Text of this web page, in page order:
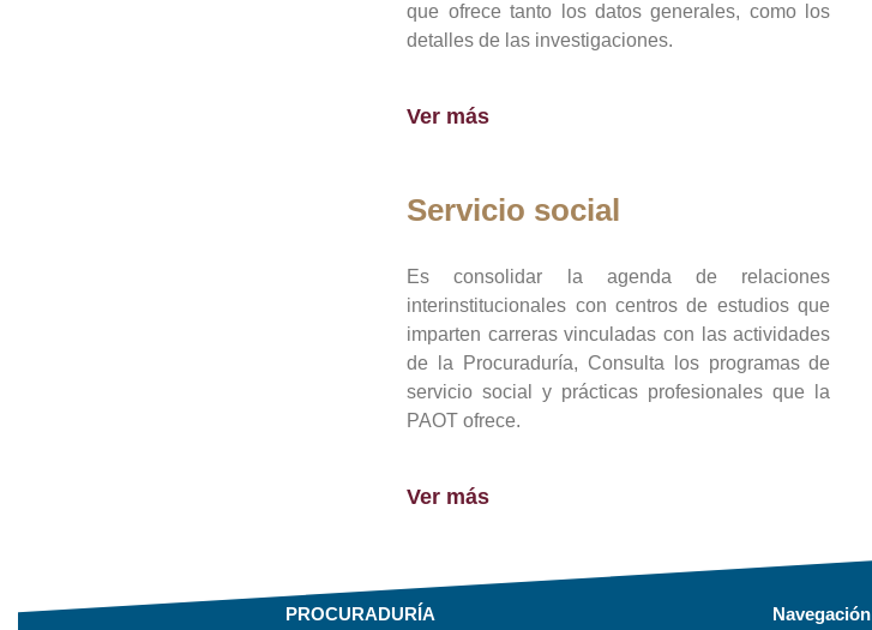
que ofrece tanto los datos generales, como los
detalles de las investigaciones.
Ver más
Servicio social
Es consolidar la agenda de relaciones
interinstitucionales con centros de estudios que
imparten carreras vinculadas con las actividades
de la Procuraduría, Consulta los programas de
servicio social y prácticas profesionales que la
PAOT ofrece.
Ver más
PROCURADURÍA Navegación